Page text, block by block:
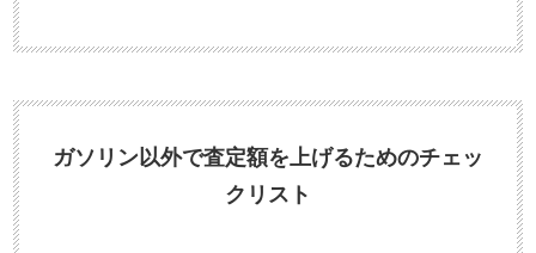
ガソリン以外で査定額を上げるためのチェッ
クリスト